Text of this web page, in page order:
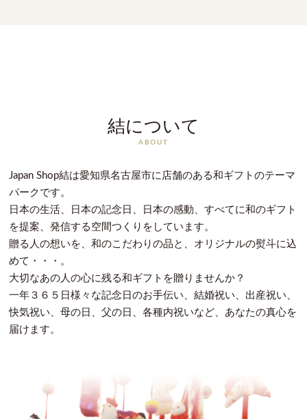
結について
ABOUT
Japan Shop結は愛知県名古屋市に店舗のある和ギフトのテーマ
パークです。
日本の生活、日本の記念日、日本の感動、すべてに和のギフト
を提案、発信する空間つくりをしています。
贈る人の想いを、和のこだわりの品と、オリジナルの熨斗に込
めて・・・。
大切なあの人の心に残る和ギフトを贈りませんか？
一年３６５日様々な記念日のお手伝い、結婚祝い、出産祝い、
快気祝い、母の日、父の日、各種内祝いなど、あなたの真心を
届けます。